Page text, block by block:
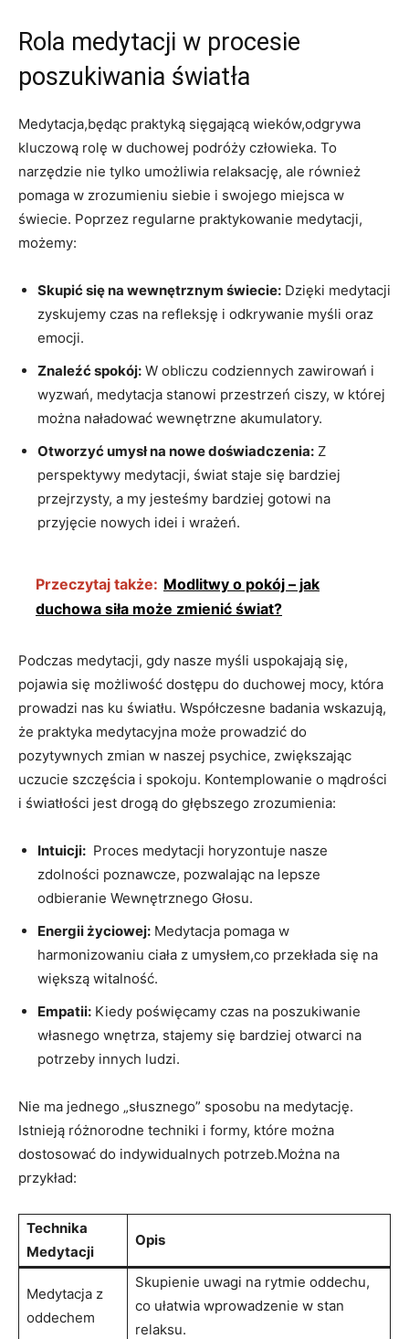
Rola medytacji w procesie
poszukiwania światła
Medytacja,będąc praktyką sięgającą wieków,odgrywa
kluczową ⁣rolę w duchowej ⁣podróży człowieka. To
narzędzie ‌nie tylko ​umożliwia relaksację, ale również
pomaga ​w zrozumieniu siebie i swojego miejsca w
świecie. Poprzez regularne‍ praktykowanie medytacji,
możemy:
Skupić się na wewnętrznym świecie: Dzięki ‍medytacji
zyskujemy czas na refleksję‌ i odkrywanie‍ myśli oraz
emocji.
Znaleźć spokój: W⁣ obliczu codziennych zawirowań i
wyzwań, medytacja stanowi przestrzeń ciszy, w której
można naładować wewnętrzne akumulatory.
Otworzyć‍ umysł na nowe doświadczenia: Z
perspektywy medytacji, świat staje się bardziej
przejrzysty, a my jesteśmy bardziej gotowi‍ na
przyjęcie nowych idei i wrażeń.
Przeczytaj także: Modlitwy o pokój – jak
duchowa siła może zmienić świat?
Podczas medytacji, gdy nasze myśli uspokajają się,
pojawia ⁣się możliwość dostępu do ‌duchowej mocy, która
prowadzi nas ku światłu. Współczesne badania wskazują,
że praktyka medytacyjna może prowadzić do
pozytywnych zmian w naszej psychice, zwiększając
uczucie szczęścia i spokoju. Kontemplowanie o mądrości
i światłości jest drogą do głębszego zrozumienia:
Intuicji: ‌ Proces medytacji horyzontuje nasze
zdolności poznawcze, pozwalając na lepsze
odbieranie Wewnętrznego Głosu.
Energii życiowej: Medytacja pomaga w
harmonizowaniu ciała z ‍umysłem,co przekłada się‌ na
⁤większą witalność.
Empatii: Kiedy⁣ poświęcamy czas na poszukiwanie
własnego wnętrza, stajemy się bardziej‌ otwarci na
potrzeby innych ludzi.
Nie ‍ma jednego „słusznego” sposobu ⁤na medytację.
Istnieją różnorodne techniki i formy, które można
⁤dostosować do indywidualnych​ potrzeb.Można na
przykład:
Technika⁤
Medytacji
Opis
Medytacja⁢ z
oddechem
Skupienie uwagi na rytmie oddechu,
co ⁢ułatwia wprowadzenie w stan⁤
relaksu.